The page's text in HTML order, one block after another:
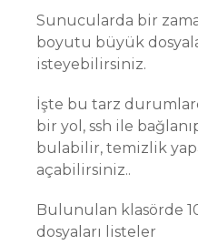
Sunucularda bir
boyutu büyük
isteyebilirsiniz.
İşte bu tarz
bir yol, ssh ile
bulabilir, temizlik
açabilirsiniz..
Bulunulan klasörde
dosyaları listeler